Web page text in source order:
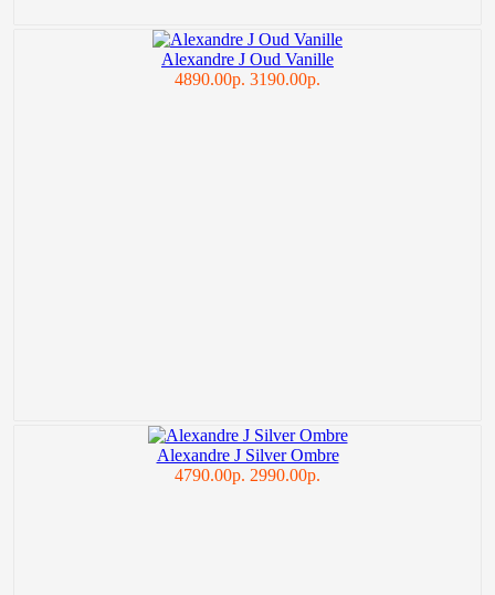
Alexandre J Oud Vanille
4890.00р. 3190.00р.
Alexandre J Silver Ombre
4790.00р. 2990.00р.